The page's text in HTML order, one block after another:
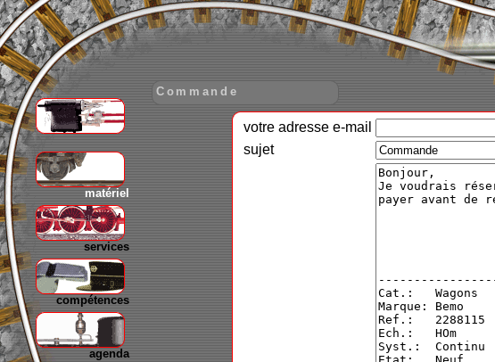
matériel
services
compétences
agenda
Commande
votre adresse e-mail
sujet